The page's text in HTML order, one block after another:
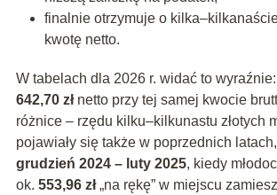
finalnie otrzymuje o
kwotę netto.
W tabelach dla 2026 r. widać to wyraźnie:
642,70 złnetto przy tej samej kwocie
różnice – rzędu kilku–kilkunastu złotych
pojawiały się także w poprzednich
grudzień 2024 – luty 2025, kiedy
ok. 553,96 zł„na rękę” w miejscu